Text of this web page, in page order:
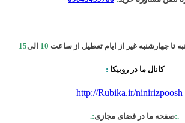
تا چهارشنبه غیر از ایام تعطیل از ساعت 10 الی15
کانال ما در روبیکا :
http://Rubika.ir/
.:صفحه ما در فضای مجازی:.